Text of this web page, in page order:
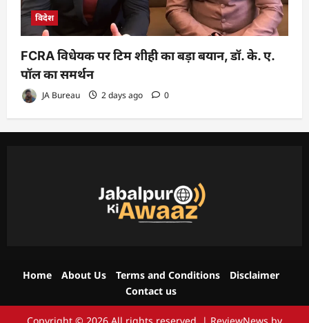
विदेश
FCRA विधेयक पर टिम शीही का बड़ा बयान, डॉ. के. ए.
पॉल का समर्थन
JA Bureau 2 days ago 0
Home About Us Terms and Conditions
Disclaimer
Contact us